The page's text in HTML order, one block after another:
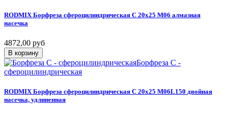
RODMIX Борфреза сфероцилиндрическая C 20х25 M06 алмазная
насечка
4872,00 руб
В корзину
Борфреза C -
сфероцилиндрическая
RODMIX Борфреза сфероцилиндрическая C 20х25 M06L150 двойная
насечка, удлиненная